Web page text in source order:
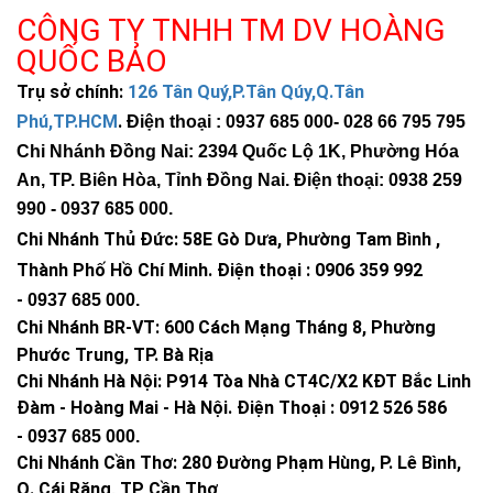
được ánh nắng.
Kháng nước, kháng bụi
Vì được sử dụng rộng rãi ở ngoài trời nên các sản phẩm 200W
solar light còn được trang bị tính năng chống nước, chống bụi
từ chuẩn IP65 trở lên giúp đèn hoạt động tốt dưới thời tiết
mưa, bão, sấm chớp…
Dễ lắp đặt
CÔNG TY TNHH TM DV HOÀNG
QUỐC BẢO
Trụ sở chính: 126 Tân Quý,P.Tân Qúy,Q.Tân
Phú,TP.HCM . Điện thoại : 0937 685 000- 028 66 795 795
Chi Nhánh Đồng Nai: 2394 Quốc Lộ 1K, Phường Hóa
An, TP. Biên Hòa, Tỉnh Đồng Nai. Điện thoại: 0938 259
990 - 0937 685 000.
Chi Nhánh Thủ Đức: 58E Gò Dưa, Phường Tam Bình ,
Thành Phố Hồ Chí Minh. Điện thoại : 0906 359 992
- 0937 685 000.
Chi Nhánh BR-VT: 600 Cách Mạng Tháng 8, Phường
Phước Trung, TP. Bà Rịa
Chi Nhánh Hà Nội: P914 Tòa Nhà CT4C/X2 KĐT Bắc Linh
Đàm - Hoàng Mai - Hà Nội. Điện Thoại : 0912 526 586
- 0937 685 000.
Chi Nhánh Cần Thơ: 280 Đường Phạm Hùng, P. Lê Bình,